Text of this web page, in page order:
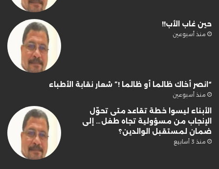
حين غاب الأب!!
منذ أسبوعين
“انصر أخاك ظالما أو ظالما !” شعار نقابة الأطباء
منذ أسبوعين
الأبناء ليسوا خطة تقاعد متى تحوّل
الإنجاب من مسؤولية تجاه طفل… إلى
ضمان لمستقبل الوالدين؟
منذ 3 أسابيع